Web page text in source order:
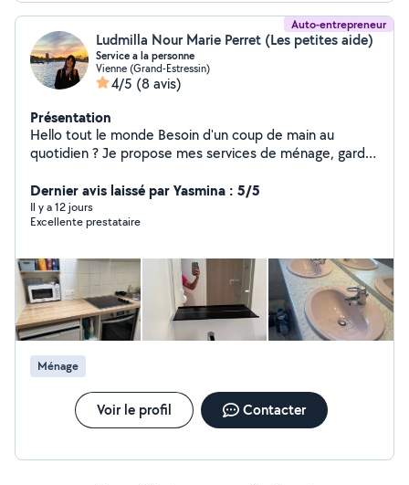
Auto-entrepreneur
Ludmilla Nour Marie Perret (Les petites aide)
Service a la personne
Vienne (Grand-Estressin)
4/5 (8 avis)
Présentation
Hello tout le monde Besoin d'un coup de main au
quotidien ? Je propose mes services de ménage, garde
et conciergerie Ménage (régulier ou ponctuel) Courses
/ récupération de colis Aide pour les personnes âgées
ou débordées Petits services du quotidien Sérieuse,
Dernier avis laissé par Yasmina : 5/5
Il y a 12 jours
Excellente prestataire
Ménage
Voir le profil Contacter